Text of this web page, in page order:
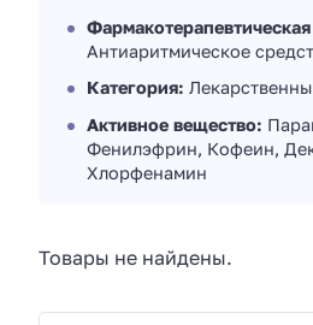
Антиаритмическое
Категория:
Активное вещество:
Фенилэфрин, Кофеин,
Хлорфенамин
Товары не найдены.